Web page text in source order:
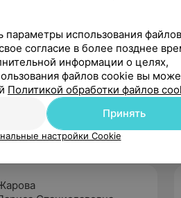
Рекомендую
использования файлов
согласие в более позднее
информации о целях,
файлов cookie вы
Политикой обработки файлов
Принять
настройки Cookie